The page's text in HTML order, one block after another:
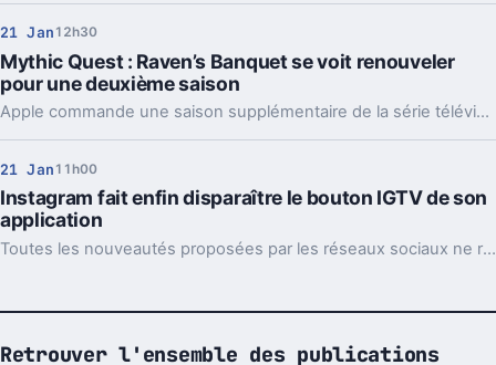
21 Jan 12h30
Mythic Quest : Raven’s Banquet se voit renouveler
pour une deuxième saison
Apple commande une saison supplémentaire de la série télévisée Mythic Quest : Raven's Banquet pour son service de streaming.
21 Jan 11h00
Instagram fait enfin disparaître le bouton IGTV de son
application
Toutes les nouveautés proposées par les réseaux sociaux ne rencontrent pas le succès. Et ce malgré toutes leurs tentatives pour que leurs utilisateurs s'en servent. Nouvel exemple aujourd'hui avec Instagram et sa plate-forme IGTV.
Retrouver l'ensemble des publications